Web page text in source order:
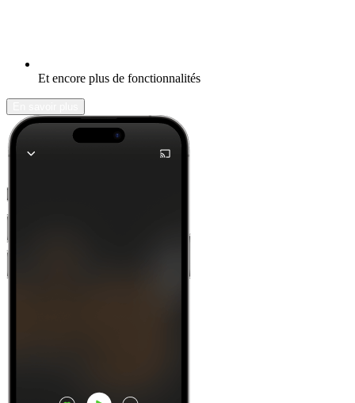
Et encore plus de fonctionnalités